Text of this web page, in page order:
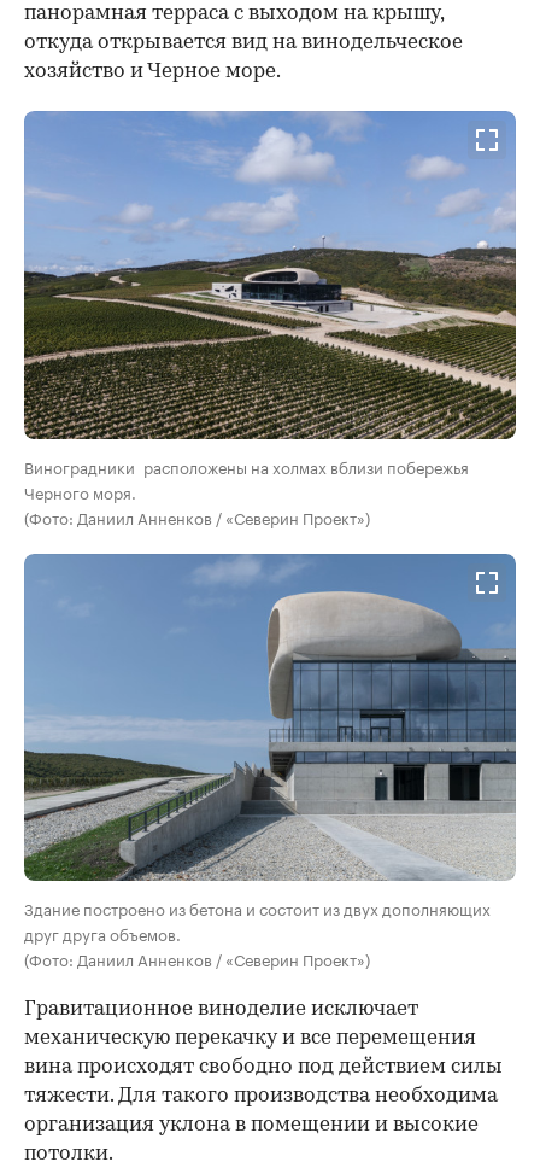
панорамная терраса с выходом на крышу,
откуда открывается вид на винодельческое
хозяйство и Черное море.
Виноградники расположены на холмах вблизи побережья
Черного моря.
(Фото: Даниил Анненков / «Северин Проект»)
Здание построено из бетона и состоит из двух дополняющих
друг друга объемов.
(Фото: Даниил Анненков / «Северин Проект»)
Гравитационное виноделие исключает
механическую перекачку и все перемещения
вина происходят свободно под действием силы
тяжести. Для такого производства необходима
организация уклона в помещении и высокие
потолки.